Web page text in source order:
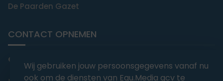
De Paarden Gazet
CONTACT OPNEMEN
editorial@equmedia.be
Wij gebruiken jouw persoonsgegevens vanaf nu
ook om de diensten van Equ.Media gcv te